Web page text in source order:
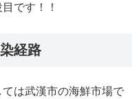
です！！
経路
は武漢市の海鮮市場で